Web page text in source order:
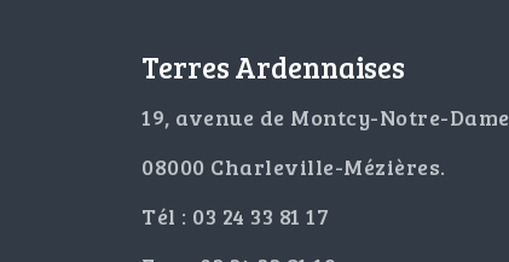
Terres Ardennaises
19, avenue de Montcy-Notre-Dame
08000 Charleville-Mézières.
Tél : 03 24 33 81 17